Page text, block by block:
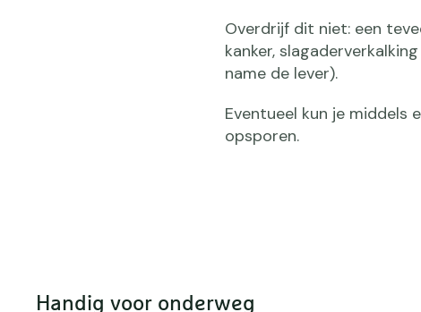
Overdrijf dit niet: een
kanker,
name de lever).
Eventueel kun je middels
opsporen.
Handig voor onderweg